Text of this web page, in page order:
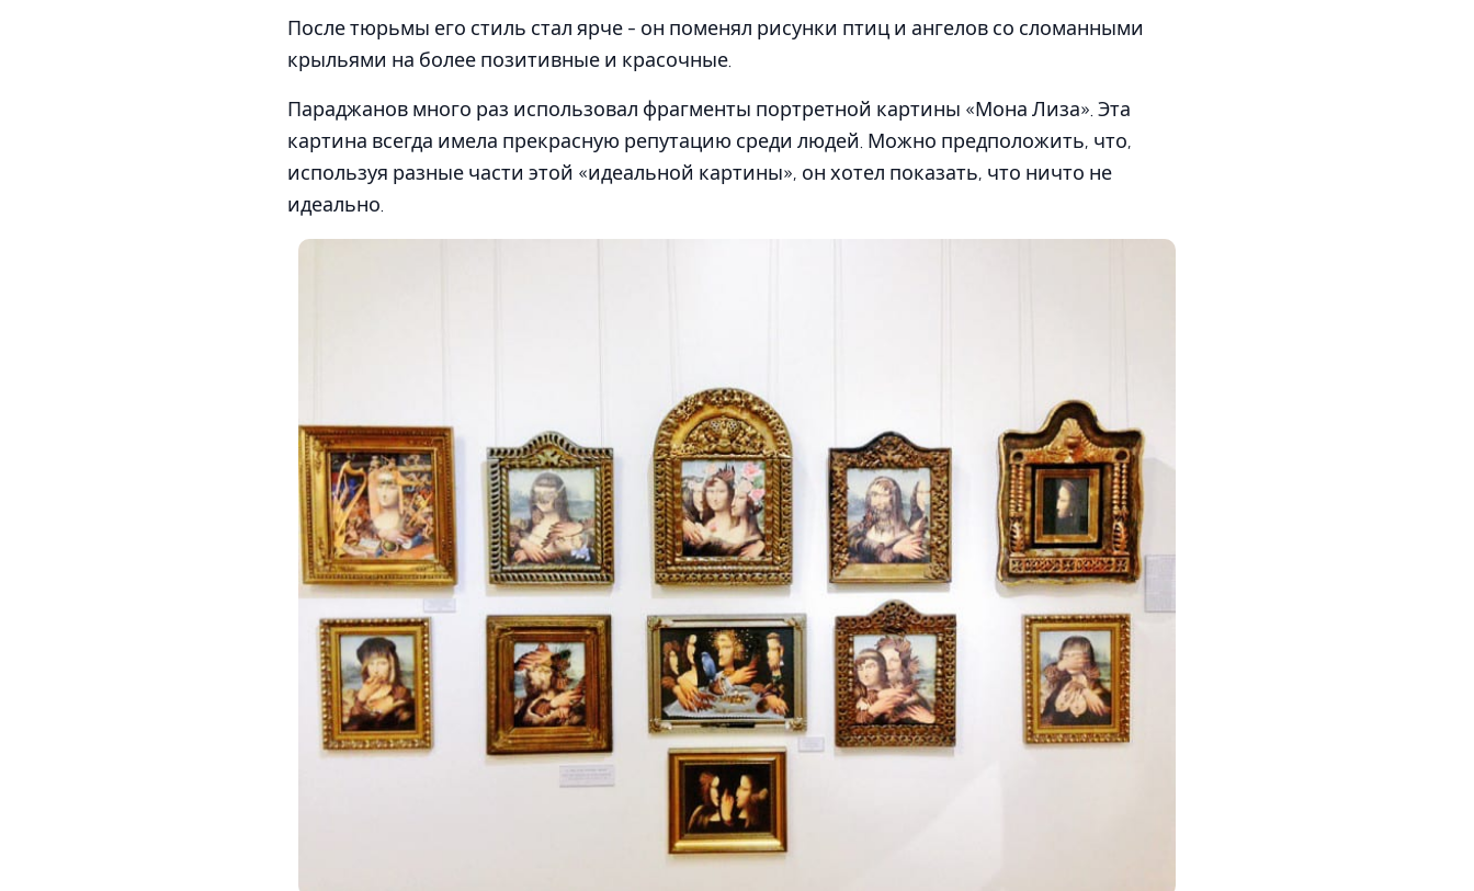
После тюрьмы его стиль стал ярче - он поменял рисунки птиц и ангелов со сломанными
крыльями на более позитивные и красочные.
Параджанов много раз использовал фрагменты портретной картины «Мона Лиза». Эта
картина всегда имела прекрасную репутацию среди людей. Можно предположить, что,
используя разные части этой «идеальной картины», он хотел показать, что ничто не
идеально.